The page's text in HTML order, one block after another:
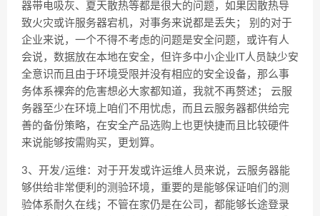
器带电吸灰、夏天散热等都是很大的问题，如果因散热导
致火灾或许服务器宕机，对事务来说都是丢失； 别的对于
企业来说，一个不得不考虑的问题是安全问题，或许有人
会说，数据放在本地在安全，但许多中小企业IT人员缺少安
全意识而且由于环境受限并没有相应的安全设备，那么事
务体系裸奔的危害想必大家都知道，我就不再赘述； 云服
务器至少在环境上咱们不用忧虑，而且云服务器都供给完
善的备份策略，在安全产品选购上也更快捷而且比较硬件
来说能够按需购买，更划算。
3、开发/运维：对于开发或许运维人员来说，云服务器能
够供给非常便利的测验环境，重要的是能够保证咱们的测
验体系耐久在线；不管在家仍是在公司，都能够长途登录